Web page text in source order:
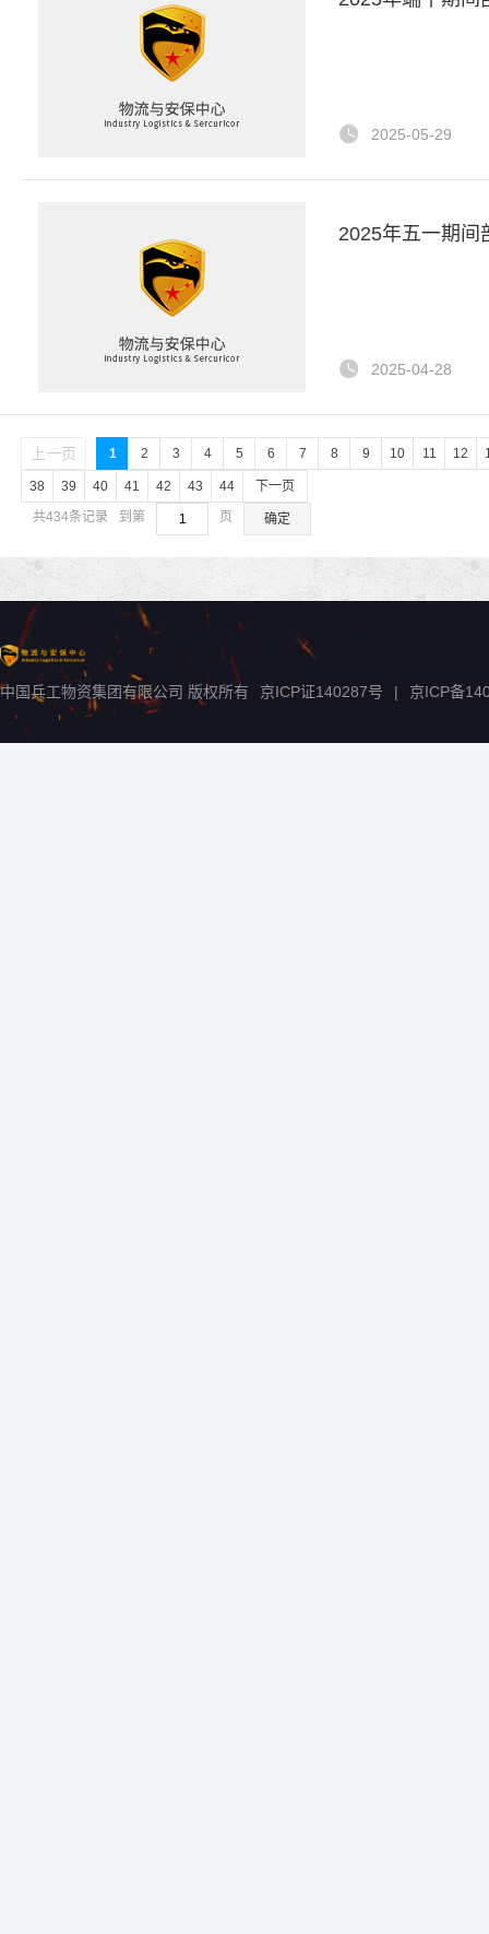
2025-05-29
2025年五一期间
2025-04-28
上一页 1 2 3 4 5 6 7 8 9 10 11 12
38 39 40 41 42 43 44
下一页
共434条记录
到第 页 确定
中国兵工物资集团有限公司 版权所有 京ICP证140287号 | 京ICP备